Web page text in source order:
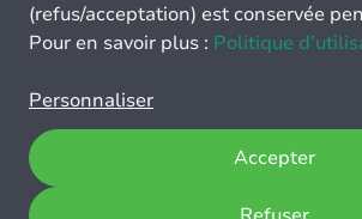
(refus/acceptation) est conservée
Pour en savoir plus : Politique
Personnaliser
Accepter